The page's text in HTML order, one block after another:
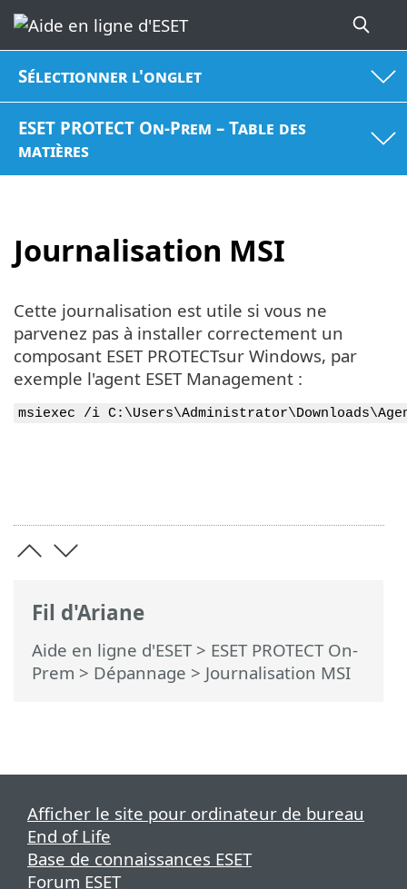
Sélectionner l'onglet
ESET PROTECT On-Prem – Table des
matières
Journalisation MSI
Fil d'Ariane
Aide en ligne d'ESET> ESET PROTECT On-
Prem > Dépannage > Journalisation MSI
Cette journalisation est utile si vous ne
parvenez pas à installer correctement un
composant ESET PROTECTsur Windows, par
exemple l'agent ESET Management :
msiexec /i
Afficher le site pour ordinateur de bureau
End of Life
Base de connaissances ESET
Forum ESET